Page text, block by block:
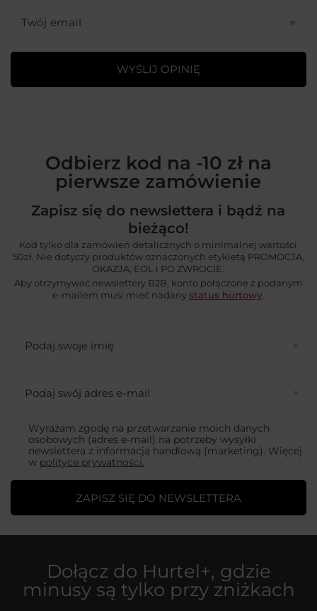
Twój email
WYŚLIJ OPINIĘ
Odbierz kod na -10 zł na
pierwsze zamówienie
Zapisz się do newslettera i bądź na
bieżąco!
Kod tylko dla zamówień detalicznych o minimalnej wartości
50zł. Nie dotyczy produktów oznaczonych etykietą PROMOCJA,
OKAZJA, EOL i PO ZWROCIE.
Aby otrzymywać newslettery B2B, konto połączone z podanym
e-mailem musi mieć nadany status hurtowy
Podaj swoje imię
Podaj swój adres e-mail
Wyrażam zgodę na przetwarzanie moich danych
osobowych (adres e-mail) na potrzeby wysyłki
newslettera z informacją handlową (marketing). Więcej
w polityce prywatności.
ZAPISZ SIĘ DO NEWSLETTERA
Dołącz do Hurtel+, gdzie
minusy są tylko przy zniżkach